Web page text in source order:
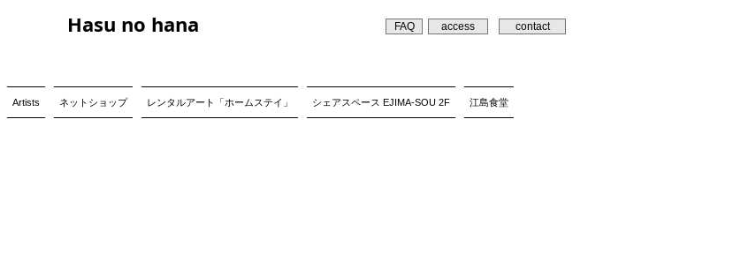
Hasu no hana FAQ access contact
Artists ネットショップ レンタルアート「ホームステイ」 シェアスペース EJIMA-SOU 2F 江島食堂